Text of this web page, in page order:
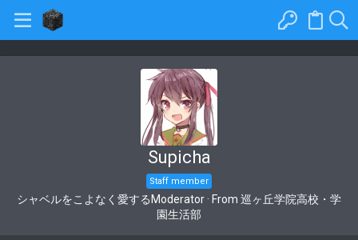
Supicha
Staff member
シャベルをこよなく愛するModerator · From 巡ヶ丘学院高校・学
園生活部